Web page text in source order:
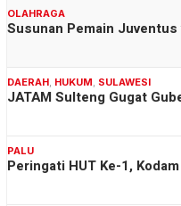
OLAHRAGA
Susunan Pemain
DAERAH, HUKUM, SULAWESI
JATAM Sulteng Gugat
PALU
Peringati HUT Ke-1,